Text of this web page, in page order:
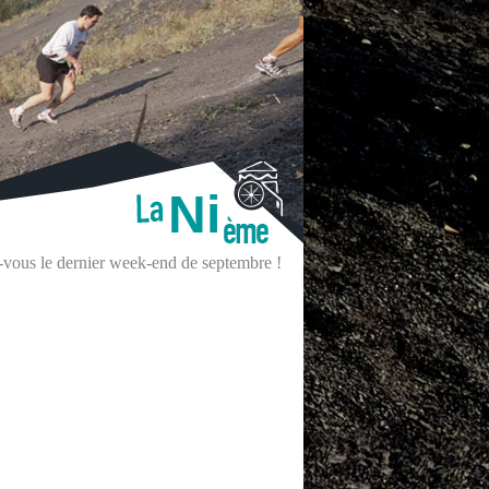
Ni
le dernier week-end de septembre !